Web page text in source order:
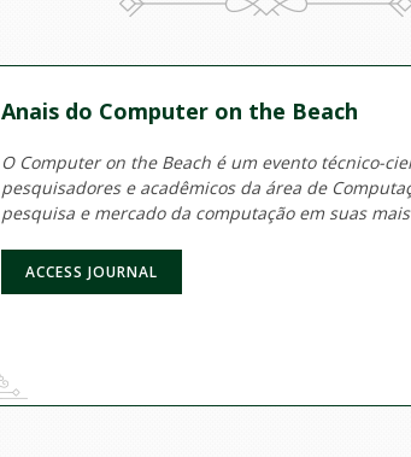
Anais do Computer on the Beach
O Computer on the Beach é um evento técnico-
pesquisadores e acadêmicos da área de
pesquisa e mercado da computação em suas
ACCESS JOURNAL